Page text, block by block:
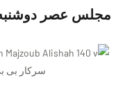
مجلس عصر دوشنبه ١٣-١٠-٩۵
سرکار بی‌